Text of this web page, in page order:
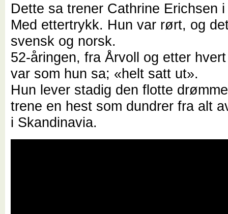
Dette sa trener Cathrine Erichsen
Med ettertrykk. Hun var rørt, og
svensk og norsk.
52-åringen, fra Årvoll og etter
var som hun sa; «helt satt ut».
Hun lever stadig den flotte
trene en hest som dundrer fra alt
i Skandinavia.